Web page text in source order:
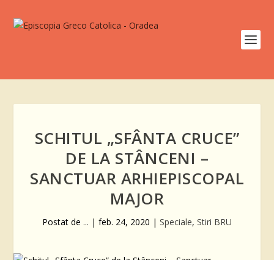
SCHITUL „SFÂNTA CRUCE”
DE LA STÂNCENI –
SANCTUAR ARHIEPISCOPAL
MAJOR
Postat de ... | feb. 24, 2020 | Speciale, Stiri BRU